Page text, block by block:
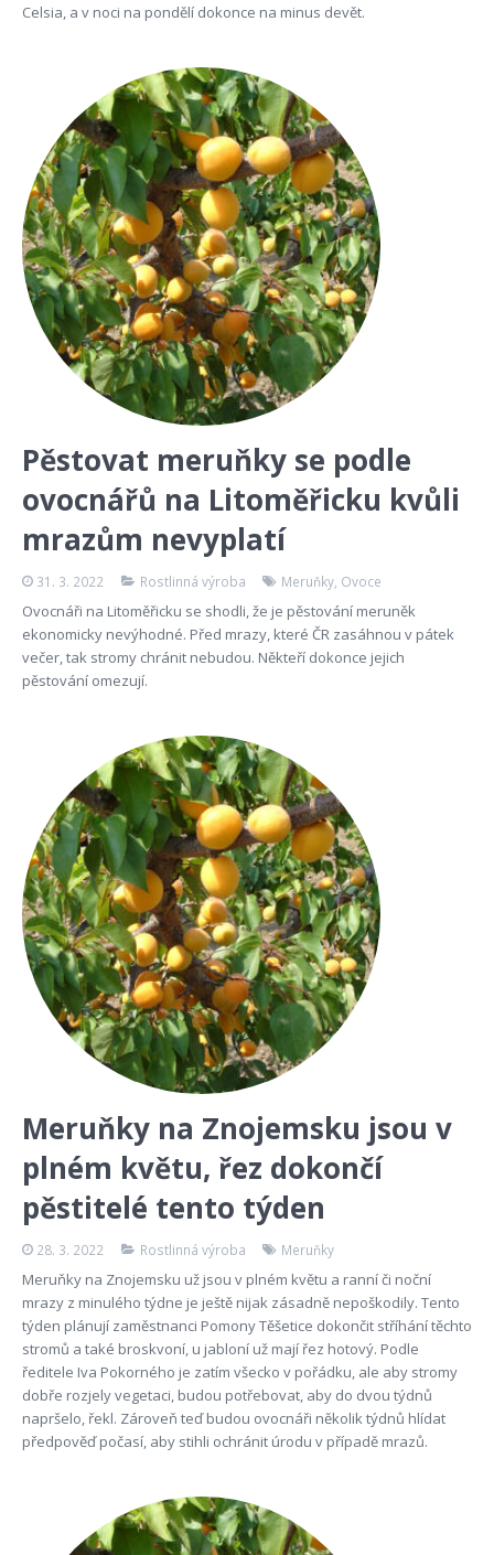
Celsia, a v noci na pondělí dokonce na minus devět.
Pěstovat meruňky se podle
ovocnářů na Litoměřicku kvůli
mrazům nevyplatí
31. 3. 2022 Rostlinná výroba Meruňky Ovoce
Ovocnáři na Litoměřicku se shodli, že je pěstování meruněk
ekonomicky nevýhodné. Před mrazy, které ČR zasáhnou v pátek
večer, tak stromy chránit nebudou. Někteří dokonce jejich
pěstování omezují.
Meruňky na Znojemsku jsou v
plném květu, řez dokončí
pěstitelé tento týden
28. 3. 2022 Rostlinná výroba Meruňky
Meruňky na Znojemsku už jsou v plném květu a ranní či noční
mrazy z minulého týdne je ještě nijak zásadně nepoškodily. Tento
týden plánují zaměstnanci Pomony Těšetice dokončit stříhání těchto
stromů a také broskvoní, u jabloní už mají řez hotový. Podle
ředitele Iva Pokorného je zatím všecko v pořádku, ale aby stromy
dobře rozjely vegetaci, budou potřebovat, aby do dvou týdnů
napršelo, řekl. Zároveň teď budou ovocnáři několik týdnů hlídat
předpověď počasí, aby stihli ochránit úrodu v případě mrazů.